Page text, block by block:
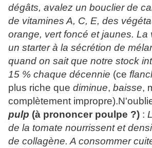
dégâts, avalez un bouclier de
de vitamines A, C, E, des
orange, vert foncé et jaunes. La
un starter à la sécrétion de
quand on sait que notre stock
15 % chaque décennie (ce
plus riche que diminue, baisse,
complètement
pulp (à prononcer poulpe ?) :
de la tomate nourrissent et
de collagène. A consommer